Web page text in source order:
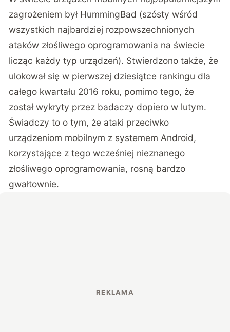
zagrożeniem był HummingBad (szósty wśród
wszystkich najbardziej rozpowszechnionych
ataków złośliwego oprogramowania na świecie
licząc każdy typ urządzeń). Stwierdzono także, że
ulokował się w pierwszej dziesiątce rankingu dla
całego kwartału 2016 roku, pomimo tego, że
został wykryty przez badaczy dopiero w lutym.
Świadczy to o tym, że ataki przeciwko
urządzeniom mobilnym z systemem Android,
korzystające z tego wcześniej nieznanego
złośliwego oprogramowania, rosną bardzo
gwałtownie.